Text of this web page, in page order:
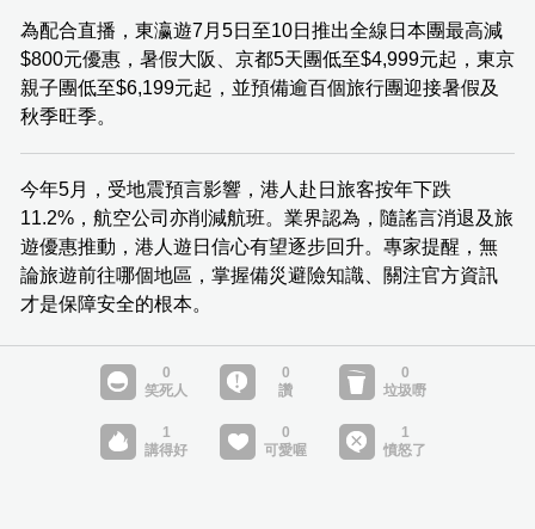
為配合直播，東瀛遊7月5日至10日推出全線日本團最高減
$800元優惠，暑假大阪、京都5天團低至$4,999元起，東京
親子團低至$6,199元起，並預備逾百個旅行團迎接暑假及
秋季旺季。
今年5月，受地震預言影響，港人赴日旅客按年下跌
11.2%，航空公司亦削減航班。業界認為，隨謠言消退及旅
遊優惠推動，港人遊日信心有望逐步回升。專家提醒，無
論旅遊前往哪個地區，掌握備災避險知識、關注官方資訊
才是保障安全的根本。